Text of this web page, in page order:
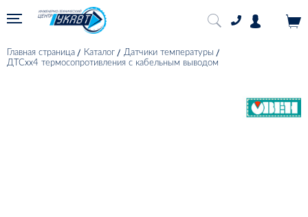
Главная страница Каталог
Датчики температуры
ДТСхх4 термосопротивления с кабельным выводом